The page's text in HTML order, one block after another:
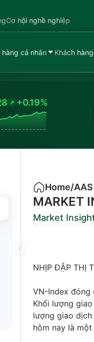
Cơ hội nghề nghiệp
hàng cá nhân Khách
+0.19%
Home/
MARKET
Market
NHỊP ĐẬP THỊ
VN-Index đóng
Khối lượng
lượng giao
hôm nay là